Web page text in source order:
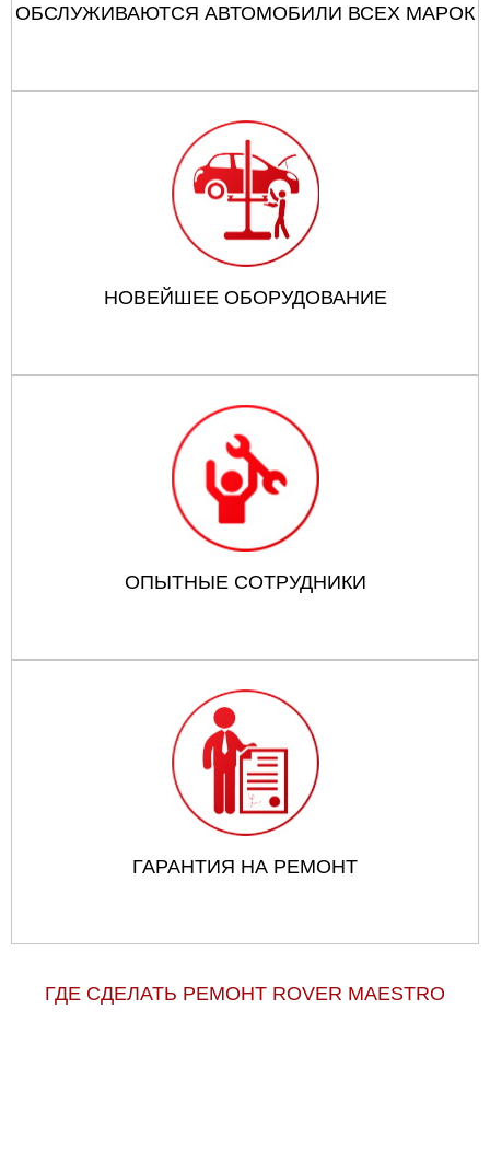
ОБСЛУЖИВАЮТСЯ АВТОМОБИЛИ ВСЕХ МАРОК
НОВЕЙШЕЕ ОБОРУДОВАНИЕ
ОПЫТНЫЕ СОТРУДНИКИ
ГАРАНТИЯ НА РЕМОНТ
ГДЕ СДЕЛАТЬ РЕМОНТ ROVER MAESTRO